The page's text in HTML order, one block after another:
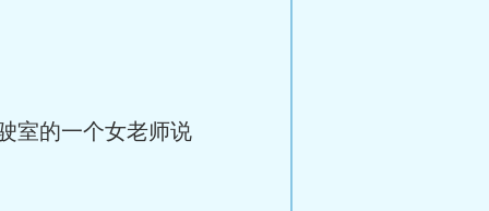
室的一个女老师说